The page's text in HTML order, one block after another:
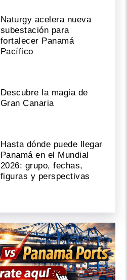
Naturgy acelera nueva
subestación para
fortalecer Panamá
Pacífico
Descubre la magia de
Gran Canaria
Hasta dónde puede llegar
Panamá en el Mundial
2026: grupo, fechas,
figuras y perspectivas